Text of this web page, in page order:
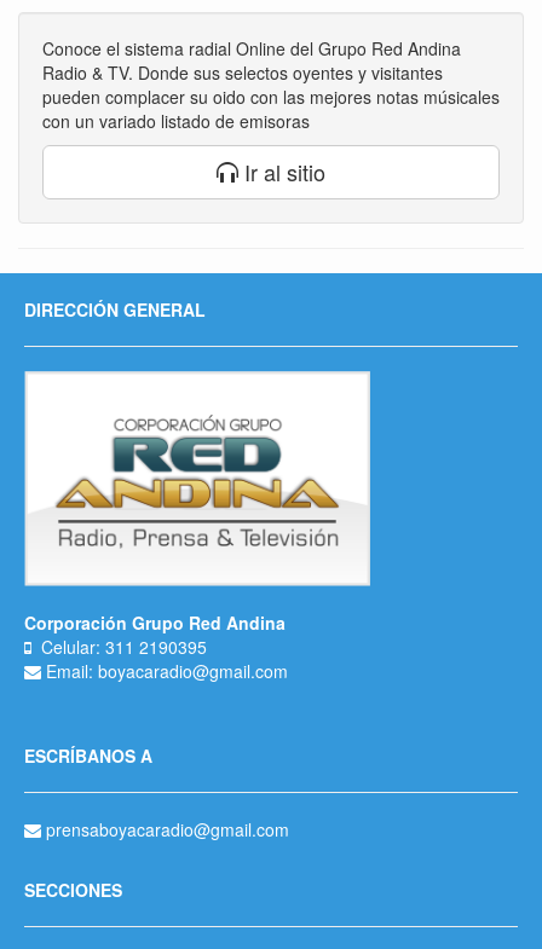
Conoce el sistema radial Online del Grupo Red Andina
Radio & TV. Donde sus selectos oyentes y visitantes
pueden complacer su oido con las mejores notas músicales
con un variado listado de emisoras
Ir al sitio
DIRECCIÓN GENERAL
Corporación Grupo Red Andina
Celular: 311 2190395
Email: boyacaradio@gmail.com
ESCRÍBANOS A
prensaboyacaradio@gmail.com
SECCIONES